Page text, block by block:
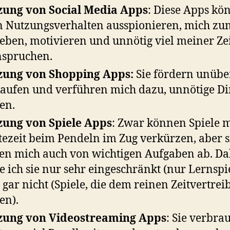
von Social Media Apps: Diese Apps
Nutzungsverhalten ausspionieren, mich
motivieren und unnötig viel meiner
von Shopping Apps: Sie fördern
und verführen mich dazu, unnötige
von Spiele Apps: Zwar können Spiele
beim Pendeln im Zug verkürzen, aber
mich auch von wichtigen Aufgaben ab.
ich sie nur sehr eingeschränkt (nur
nicht (Spiele, die dem reinen
von Videostreaming Apps: Sie